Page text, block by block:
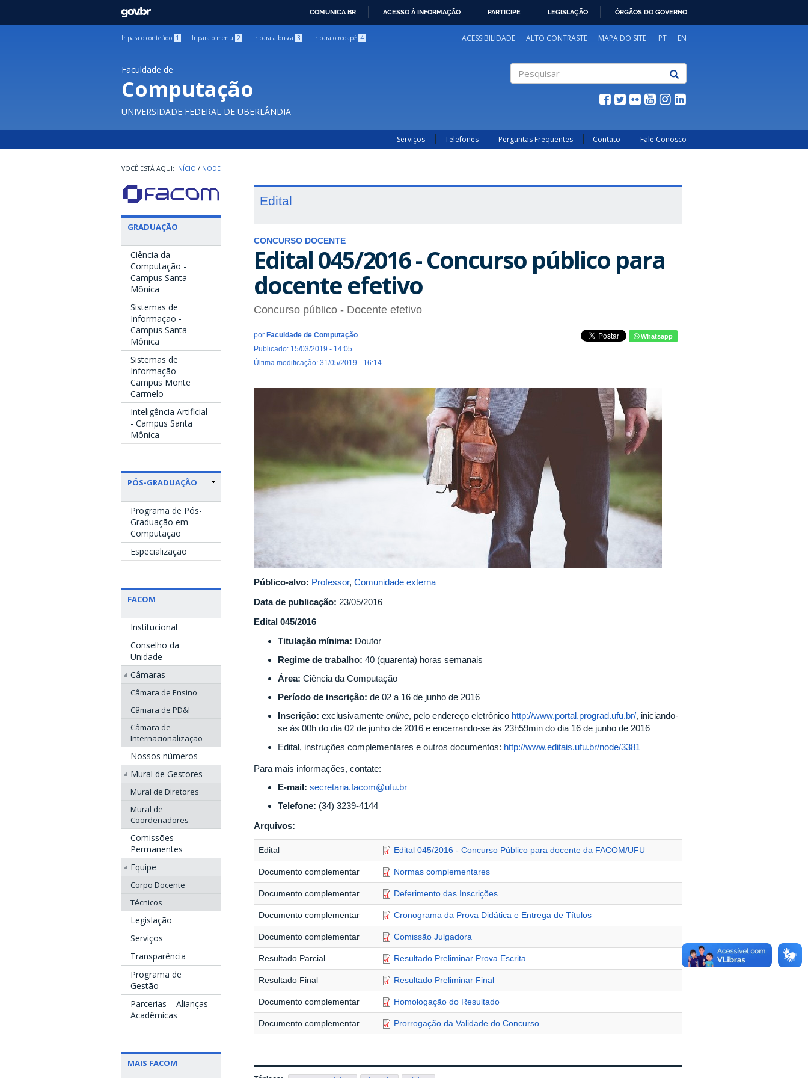
GOVBR
COMUNICA BR ACESSO À INFORMAÇÃO PARTICIPE LEGISLAÇÃO ÓRGÃOS DO GOVERNO
Ir para o conteúdo 1 Ir para o menu 2 Ir para a busca 3 Ir para o rodapé 4 PT EN
ACESSIBILIDADE ALTO CONTRASTE MAPA DO SITE
Faculdade de
Computação
UNIVERSIDADE FEDERAL DE UBERLÂNDIA
Serviços Telefones Perguntas Frequentes Contato Fale Conosco
INÍCIO / NODE
GRADUAÇÃO
Ciência da
Computação -
Campus Santa
Mônica
Sistemas de
Informação -
Campus Santa
Mônica
Sistemas de
Informação -
Campus Monte
Carmelo
Inteligência Artificial
- Campus Santa
Mônica
PÓS-GRADUAÇÃO
Programa de Pós-
Graduação em
Computação
Especialização
FACOM
Institucional
Conselho da
Unidade
Câmaras
Câmara de Ensino
Câmara de PD&I
Câmara de
Internacionalização
Nossos números
Mural de Gestores
Mural de Diretores
Mural de
Coordenadores
Comissões
Permanentes
Equipe
Corpo Docente
Técnicos
Legislação
Serviços
Transparência
Programa de
Gestão
Parcerias – Alianças
Acadêmicas
MAIS FACOM
Edital
CONCURSO DOCENTE
Edital 045/2016 - Concurso público para
docente efetivo
Concurso público - Docente efetivo
por Faculdade de Computação
Publicado: 15/03/2019 - 14:05
Última modificação: 31/05/2019 - 16:14
Whatsapp
690px.jpg
Público-alvo: Professor, Comunidade externa
Data de publicação: 23/05/2016
Edital 045/2016
Titulação mínima: Doutor
Regime de trabalho: 40 (quarenta) horas semanais
Área: Ciência da Computação
Período de inscrição: de 02 a 16 de junho de 2016
Inscrição: exclusivamente online, pelo endereço eletrônico http://www.portal.prograd.ufu.br/, iniciando-
se às 00h do dia 02 de junho de 2016 e encerrando-se às 23h59min do dia 16 de junho de 2016
Edital, instruções complementares e outros documentos: http://www.editais.ufu.br/node/3381
Para mais informações, contate:
E-mail: secretaria.facom@ufu.br
Telefone: (34) 3239-4144
Arquivos:
Edital Edital 045/2016 - Concurso Público para docente da FACOM/UFU
Documento complementar Normas complementares
Documento complementar Deferimento das Inscrições
Documento complementar Cronograma da Prova Didática e Entrega de Títulos
Documento complementar Comissão Julgadora
Resultado Parcial Resultado Preliminar Prova Escrita
Resultado Final Resultado Preliminar Final
Documento complementar Homologação do Resultado
Documento complementar Prorrogação da Validade do Concurso